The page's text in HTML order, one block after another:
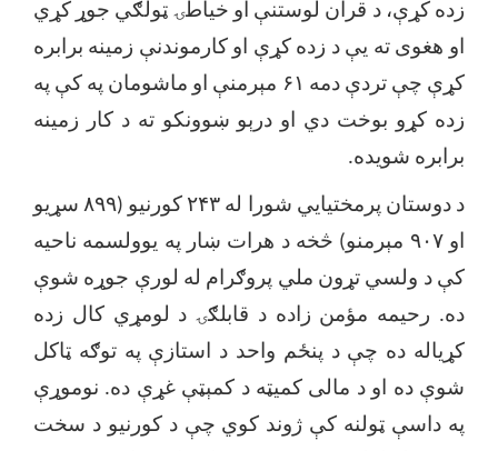
زده کړې، د قرآن لوستنې او خیاطۍ ټولګي جوړ کړي
او هغوی ته یې د زده کړې او کارموندنې زمینه برابره
کړې چې تردې دمه ۶۱ مېرمنې او ماشومان په کې په
زده کړو بوخت دي او درېو ښوونکو ته د کار زمینه
برابره شویده.
د دوستان پرمختیایي شورا له ۲۴۳ کورنیو (۸۹۹ سړيو
او ۹۰۷ مېرمنو) څخه د هرات ښار په یوولسمه ناحیه
کې د ولسي تړون ملي پروګرام له لورې جوړه شوې
ده. رحیمه مؤمن زاده د قابلګۍ د لومړي کال زده
کړیاله ده چې د پنځم واحد د استازې په توګه ټاکل
شوې ده او د مالی کمیټه د کمېټې غړې ده. نوموړې
په داسې ټولنه کې ژوند کوي چې د کورنیو د سخت